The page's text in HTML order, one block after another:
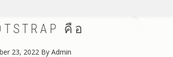
คือ
23, 2022 By Admin